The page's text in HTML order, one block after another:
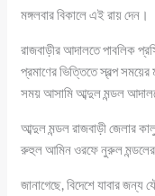
মঙ্গলবার বিকালে এই রায় দেন।
রাজবাড়ীর আদালতে পাবলিক
প্রমাণের ভিত্তিতে স্বল্প
সময় আসামি আব্দুল মন্ডল
আব্দুল মন্ডল রাজবাড়ী জেলার
রুহুল আমিন ওরফে নুরুল মন্ডলের
জানাগেছে, বিদেশে যাবার জন্য